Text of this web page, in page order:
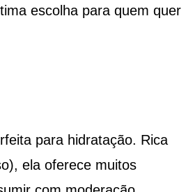
escolha para quem quer
para hidratação. Rica
ela oferece muitos